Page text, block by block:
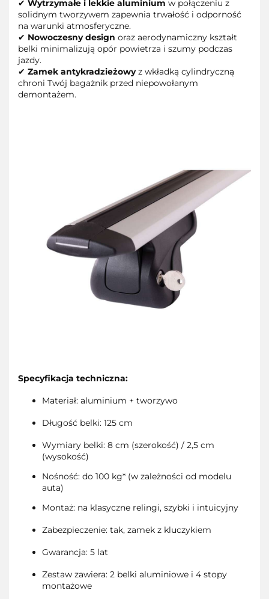
✔ Wytrzymałe i lekkie aluminium w połączeniu z
solidnym tworzywem zapewnia trwałość i odporność
na warunki atmosferyczne.
✔ Nowoczesny design oraz aerodynamiczny kształt
belki minimalizują opór powietrza i szumy podczas
jazdy.
✔ Zamek antykradzieżowyz wkładką cylindryczną
chroni Twój bagażnik przed niepowołanym
demontażem.
Specyfikacja techniczna:
Materiał: aluminium + tworzywo
Długość belki: 125 cm
Wymiary belki: 8 cm (szerokość) / 2,5 cm
(wysokość)
Nośność: do 100 kg* (w zależności od modelu
auta)
Montaż: na klasyczne relingi, szybki i intuicyjny
Zabezpieczenie: tak, zamek z kluczykiem
Gwarancja: 5 lat
Zestaw zawiera: 2 belki aluminiowe i 4 stopy
montażowe